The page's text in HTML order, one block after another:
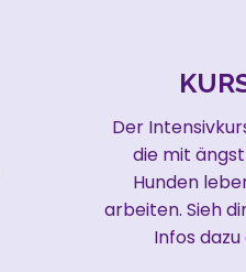
Der
die mit
Hunden
arbeiten. Sieh
Infos dazu